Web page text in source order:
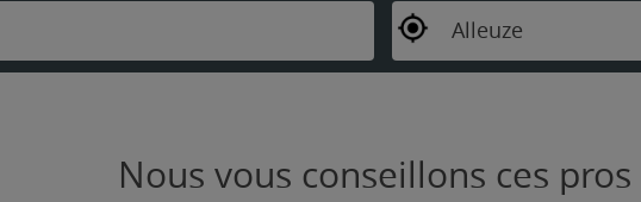
Alleuze
Nous vous conseillons ces pros